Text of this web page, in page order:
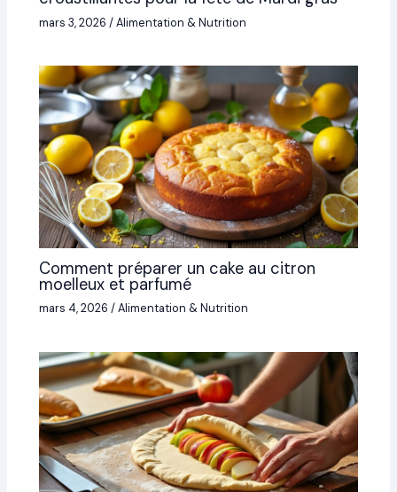
mars 3, 2026/Alimentation & Nutrition
Comment préparer un cake au citron
moelleux et parfumé
mars 4, 2026/Alimentation & Nutrition